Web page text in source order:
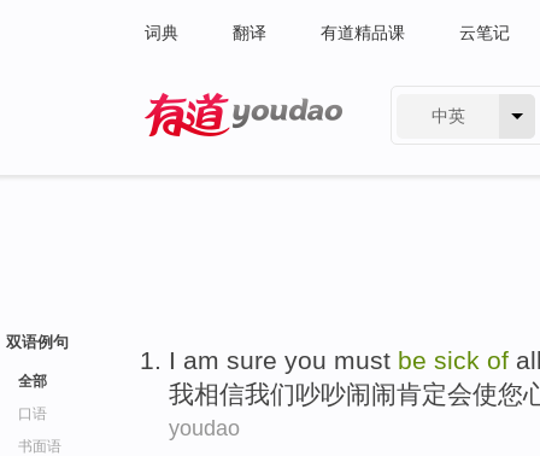
词典 翻译 有道精品课 云笔记
中英
双语例句
全部
口语
书面语
I am sure you must be sick of
我相信我们吵吵闹闹肯定会使您
youdao